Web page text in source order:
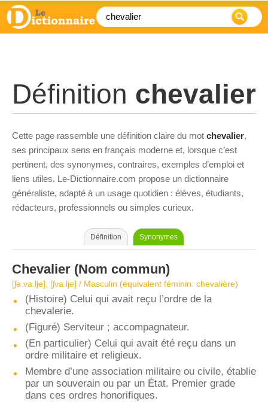
Définition chevalier
Cette page rassemble une définition claire du mot chevalier,
ses principaux sens en français moderne et, lorsque c’est
pertinent, des synonymes, contraires, exemples d’emploi et
liens utiles. Le-Dictionnaire.com propose un dictionnaire
généraliste, adapté à un usage quotidien : élèves, étudiants,
rédacteurs, professionnels ou simples curieux.
Définition Synonymes
Chevalier (Nom commun)
[ʃə.va.lje], [ʃva.lje] / Masculin (équivalent féminin: chevalière)
(Histoire) Celui qui avait reçu l’ordre de la
chevalerie.
(Figuré) Serviteur ; accompagnateur.
(En particulier) Celui qui avait été reçu dans un
ordre militaire et religieux.
Membre d’une association militaire ou civile, établie
par un souverain ou par un État. Premier grade
dans ces ordres honorifiques.